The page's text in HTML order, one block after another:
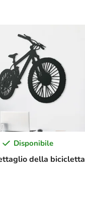
della bicicletta
Disponibile